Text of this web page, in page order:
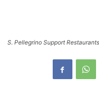
S. Pellegrino Support Restaurants